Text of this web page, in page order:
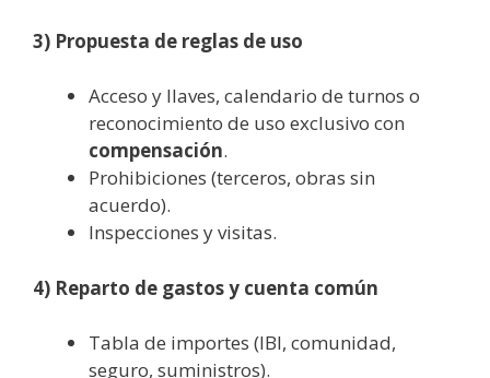
3) Propuesta de reglas de uso
Acceso y llaves, calendario de turnos o
reconocimiento de uso exclusivo con
compensación.
Prohibiciones (terceros, obras sin
acuerdo).
Inspecciones y visitas.
4) Reparto de gastos y cuenta común
Tabla de importes (IBI, comunidad,
seguro, suministros).